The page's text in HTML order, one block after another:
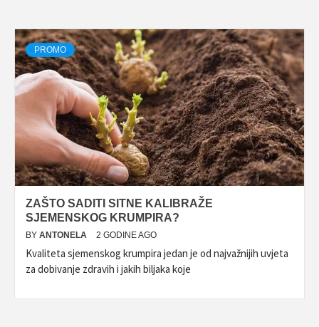
PROMO
ZAŠTO SADITI SITNE KALIBRAŽE
SJEMENSKOG KRUMPIRA?
BY ANTONELA 2 GODINE AGO
Kvaliteta sjemenskog krumpira jedan je od najvažnijih uvjeta
za dobivanje zdravih i jakih biljaka koje